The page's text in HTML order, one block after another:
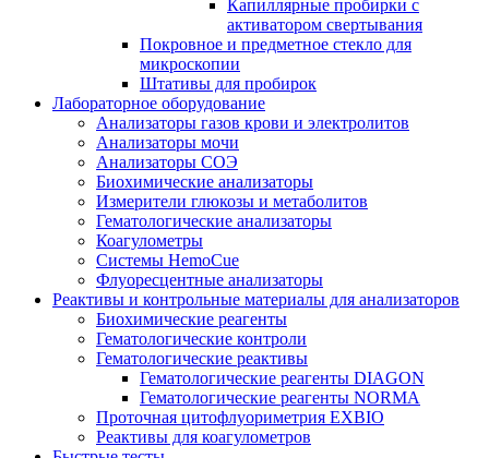
Капиллярные пробирки с
активатором свертывания
Покровное и предметное стекло для
микроскопии
Штативы для пробирок
Лабораторное оборудование
Анализаторы газов крови и электролитов
Анализаторы мочи
Анализаторы СОЭ
Биохимические анализаторы
Измерители глюкозы и метаболитов
Гематологические анализаторы
Коагулометры
Системы HemoCue
Флуоресцентные анализаторы
Реактивы и контрольные материалы для анализаторов
Биохимические реагенты
Гематологические контроли
Гематологические реактивы
Гематологические реагенты DIAGON
Гематологические реагенты NORMA
Проточная цитофлуориметрия EXBIO
Реактивы для коагулометров